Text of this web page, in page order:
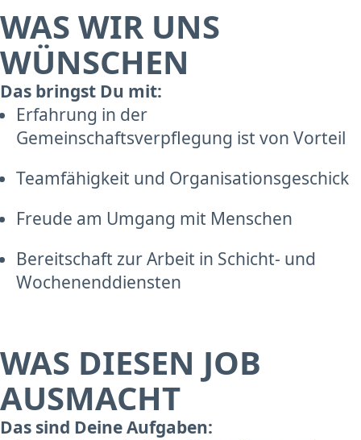
WAS WIR UNS
WÜNSCHEN
Das bringst Du mit:
Erfahrung in der
Gemeinschaftsverpflegung ist von Vorteil
Teamfähigkeit und Organisationsgeschick
Freude am Umgang mit Menschen
Bereitschaft zur Arbeit in Schicht- und
Wochenenddiensten
WAS DIESEN JOB
AUSMACHT
Das sind Deine Aufgaben: